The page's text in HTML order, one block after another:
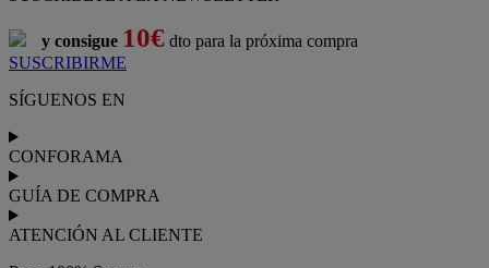
¡Nueva app!
Conforama, tu tienda de muebles,
decoración y electrodomésticos
Conforama
sillón,sillón relax,colchones
dormitorio de juvenil
cocinas a medida,decoración